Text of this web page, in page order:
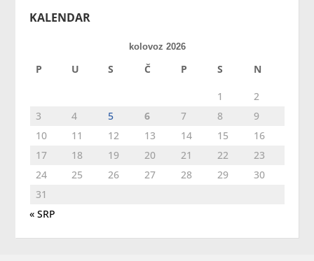
KALENDAR
kolovoz 2026
P U S Č P S N
1
2
3
4 5 6 7 8
9
10
11 12 13 14 15
16
17
18 19 20 21 22
23
24
25 26 27 28 29
30
31
« SRP